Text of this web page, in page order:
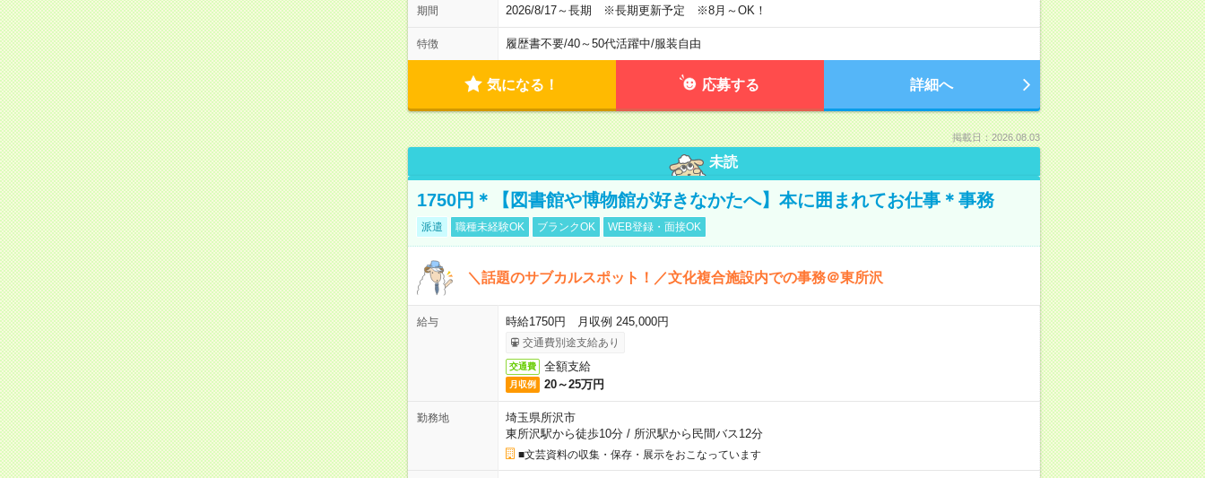
期間 2026/8/17～長期 ※長期更新予定 ※8月～OK！
特徴 履歴書不要/40～50代活躍中/服装自由
気になる！ 応募する 詳細へ
掲載日：2026.08.03
未読
1750円＊【図書館や博物館が好きなかたへ】本に囲まれてお仕事＊事務
派遣 職種未経験OK ブランクOK WEB登録・面接OK
＼話題のサブカルスポット！／文化複合施設内での事務＠東所沢
給与 時給1750円 月収例 245,000円
交通費別途支給あり
交通費 全額支給
月収例 20～25万円
勤務地
埼玉県所沢市
東所沢駅から徒歩10分/ 所沢駅から民間バス12分
■文芸資料の収集・保存・展示をおこなっています